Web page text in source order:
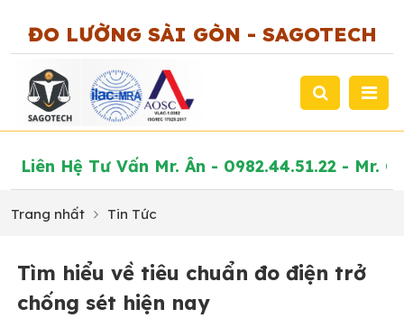
ĐO LƯỜNG SÀI GÒN - SAGOTECH
Liên Hệ Tư Vấn Mr. Ân - 0982.44.51.22 -
Trang nhất Tin Tức
Tìm hiểu về tiêu chuẩn đo điện trở
chống sét hiện nay